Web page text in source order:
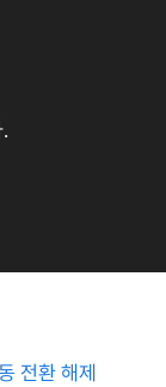
전환 해제